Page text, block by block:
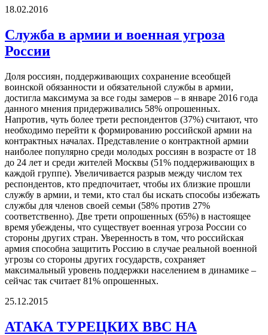
18.02.2016
Служба в армии и военная угроза
России
Доля россиян, поддерживающих сохранение всеобщей
воинской обязанности и обязательной службы в армии,
достигла максимума за все годы замеров – в январе 2016 года
данного мнения придерживались 58% опрошенных.
Напротив, чуть более трети респондентов (37%) считают, что
необходимо перейти к формированию российской армии на
контрактных началах. Представление о контрактной армии
наиболее популярно среди молодых россиян в возрасте от 18
до 24 лет и среди жителей Москвы (51% поддерживающих в
каждой группе). Увеличивается разрыв между числом тех
респондентов, кто предпочитает, чтобы их близкие прошли
службу в армии, и теми, кто стал бы искать способы избежать
службы для членов своей семьи (58% против 27%
соответственно). Две трети опрошенных (65%) в настоящее
время убеждены, что существует военная угроза России со
стороны других стран. Уверенность в том, что российская
армия способна защитить Россию в случае реальной военной
угрозы со стороны других государств, сохраняет
максимальный уровень поддержки населением в динамике –
сейчас так считает 81% опрошенных.
25.12.2015
АТАКА ТУРЕЦКИХ ВВС НА